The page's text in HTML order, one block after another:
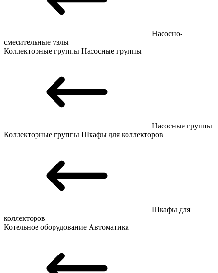
Насосно-
смесительные узлы
Коллекторные группы Насосные группы
Насосные группы
Коллекторные группы Шкафы для коллекторов
Шкафы для
коллекторов
Котельное оборудование Автоматика